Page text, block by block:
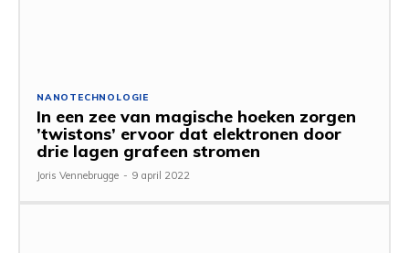
NANOTECHNOLOGIE
In een zee van magische hoeken zorgen
’twistons’ ervoor dat elektronen door
drie lagen grafeen stromen
Joris Vennebrugge - 9 april 2022